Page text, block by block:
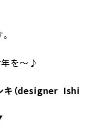
を～♪
（designer Ishi